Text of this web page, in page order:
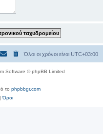
Όλοι οι χρόνοι είναι UTC+03:00
Software © phpBB Limited
το phpbbgr.com
Όροι